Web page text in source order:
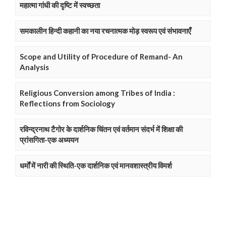
महात्मा गांधी की दृष्टि में स्वच्छता
समकालीन हिन्दी कहानी का नया रचनात्मक मोड़ स्वरूप एवं संभावनाएँ
Scope and Utility of Procedure of Remand- An
Analysis
Religious Conversion among Tribes of India :
Reflections from Sociology
रविन्द्रनाथ टैगोर के दार्शनिक चिंतन एवं वर्तमान संदर्भ में शिक्षा की
प्रांसगिता-एक अध्ययन
धर्मों में नारी की स्थिति-एक दार्शनिक एवं मानवशास्त्रीय विमर्श